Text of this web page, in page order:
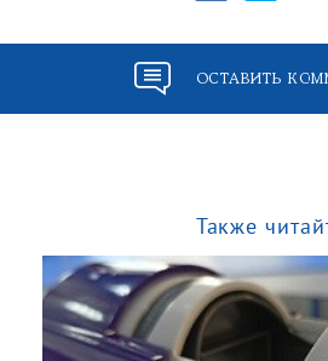
ОСТАВИТЬ
Также